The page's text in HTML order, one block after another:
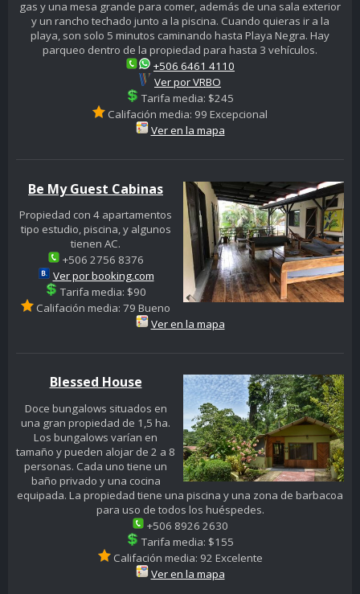
gas y una mesa grande para comer, además de una sala exterior
y un rancho techado junto a la piscina. Cuando quieras ir a la
playa, son solo 5 minutos caminando hasta Playa Negra. Hay
parqueo dentro de la propiedad para hasta 3 vehículos.
+506 6461 4110
Ver por VRBO
Tarifa media: $245
Califación media: 99 Excepcional
Ver en la mapa
Be My Guest Cabinas
Propiedad con 4 apartamentos
tipo estudio, piscina, y algunos
tienen AC.
+506 2756 8376
Ver por booking.com
Tarifa media: $90
Califación media: 79 Bueno
Ver en la mapa
Blessed House
Doce bungalows situados en
una gran propiedad de 1,5 ha.
Los bungalows varían en
tamaño y pueden alojar de 2 a 8
personas. Cada uno tiene un
baño privado y una cocina
equipada. La propiedad tiene una piscina y una zona de barbacoa
para uso de todos los huéspedes.
+506 8926 2630
Tarifa media: $155
Califación media: 92 Excelente
Ver en la mapa